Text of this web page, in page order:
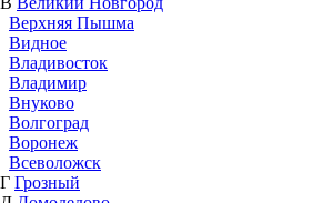
Верхняя Пышма
Видное
Владивосток
Владимир
Внуково
Волгоград
Воронеж
Всеволожск
Г Грозный